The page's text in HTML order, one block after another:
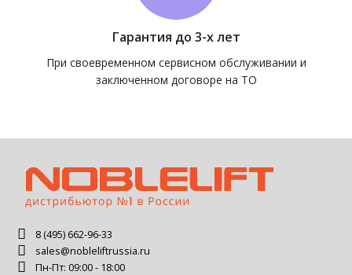
Гарантия до 3-х лет
При своевременном сервисном обслуживании и
заключенном договоре на ТО
8 (495) 662-96-33
sales@nobleliftrussia.ru
Пн-Пт: 09:00 - 18:00